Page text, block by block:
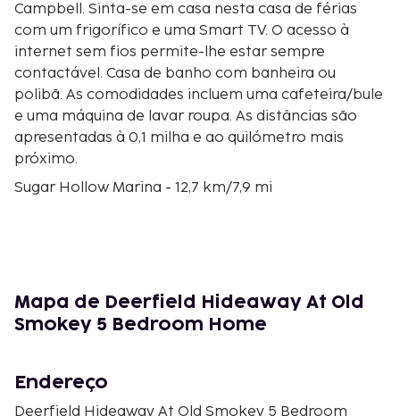
Campbell. Sinta-se em casa nesta casa de férias
com um frigorífico e uma Smart TV. O acesso à
internet sem fios permite-lhe estar sempre
contactável. Casa de banho com banheira ou
polibã. As comodidades incluem uma cafeteira/bule
e uma máquina de lavar roupa. As distâncias são
apresentadas à 0,1 milha e ao quilómetro mais
próximo.
Sugar Hollow Marina - 12,7 km/7,9 mi
Clube de Campo La Follette - 18,6 km/11,6 mi
LaFollette Medical Center - 19,3 km/12 mi
Campbell County Park - 19,8 km/12,3 mi
Woodson's Mall - 23,5 km/14,6 mi
Jacksboro Public Library - 26,4 km/16,4 mi
Mapa de Deerfield Hideaway At Old
Smokey 5 Bedroom Home
Endereço
Deerfield Hideaway At Old Smokey 5 Bedroom